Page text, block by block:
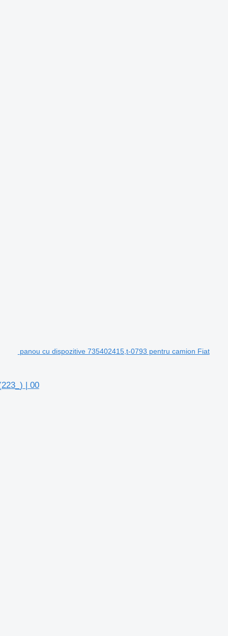
panou cu dispozitive 735402415,t-0793 pentru camion Fiat
| 00